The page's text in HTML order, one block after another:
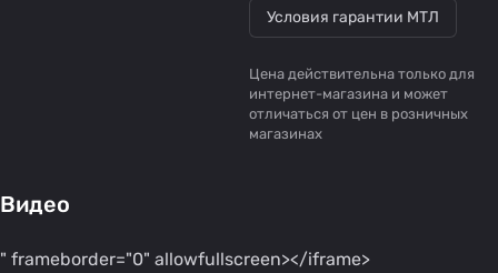
Условия гарантии МТЛ
Цена действительна только для
интернет-магазина и может
отличаться от цен в розничных
магазинах
Видео
" frameborder="0" allowfullscreen></iframe>